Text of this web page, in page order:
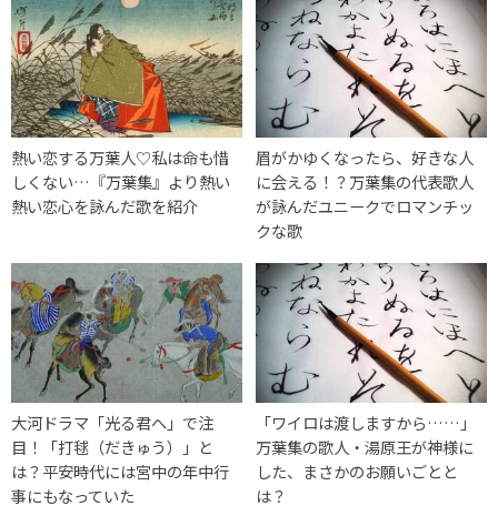
熱い恋する万葉人♡私は命も惜
しくない…『万葉集』より熱い
熱い恋心を詠んだ歌を紹介
眉がかゆくなったら、好きな人
に会える！？万葉集の代表歌人
が詠んだユニークでロマンチッ
クな歌
大河ドラマ「光る君へ」で注
目！「打毬（だきゅう）」と
は？平安時代には宮中の年中行
事にもなっていた
「ワイロは渡しますから……」
万葉集の歌人・湯原王が神様に
した、まさかのお願いごとと
は？